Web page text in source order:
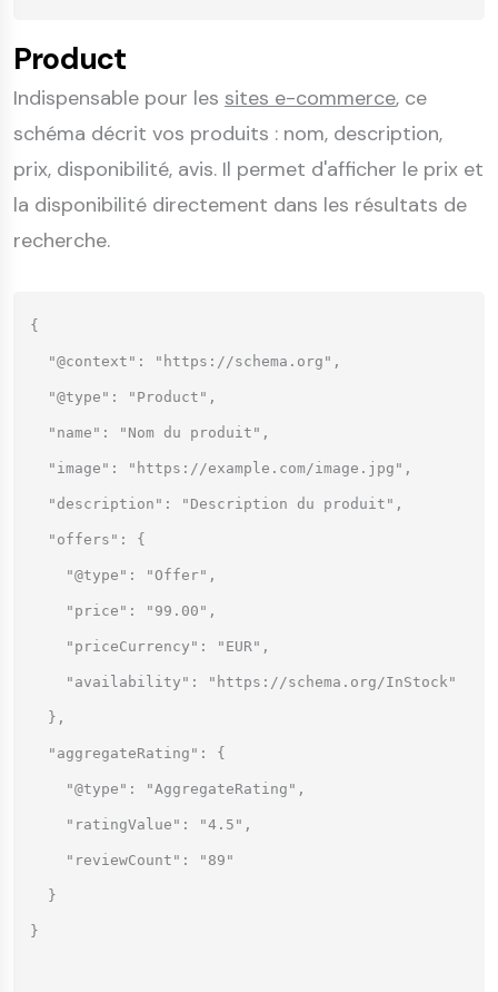
Product
Indispensable pour les sites e-commerce, ce
schéma décrit vos produits : nom, description,
prix, disponibilité, avis. Il permet d'afficher le prix et
la disponibilité directement dans les résultats de
recherche.
{
  "@context": "https://schema.org",
  "@type": "Product",
  "name": "Nom du produit",
  "image": "https://example.com/image.jpg",
  "description": "Description du produit",
  "offers": {
    "@type": "Offer",
    "price": "99.00",
    "priceCurrency": "EUR",
    "availability": "https://schema.org/InStock"
  },
  "aggregateRating": {
    "@type": "AggregateRating",
    "ratingValue": "4.5",
    "reviewCount": "89"
  }
}